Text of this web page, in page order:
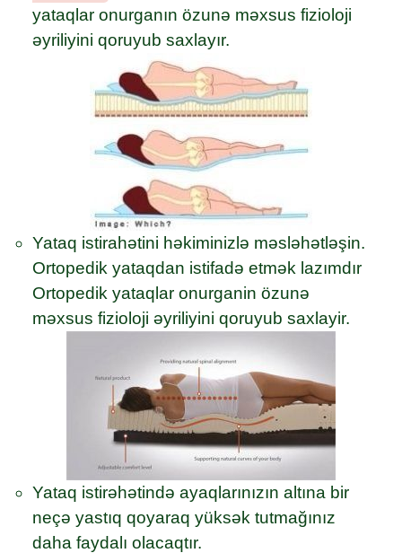
yataqlar onurganın özunə məxsus fizioloji
əyriliyini qoruyub saxlayır.
Yataq istirahətini həkiminizlə məsləhətləşin.
Ortopedik yataqdan istifadə etmək lazımdır
Ortopedik yataqlar onurganin özunə
məxsus fizioloji əyriliyini qoruyub saxlayir.
Yataq istirəhətində ayaqlarınızın altına bir
neçə yastıq qoyaraq yüksək tutmağınız
daha faydalı olacaqtır.